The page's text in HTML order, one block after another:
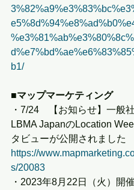
b1/
■マップマーケティング
・7/24　【お知らせ】一般
LBMA JapanのLocation
タビューが公開されました
https://
s/20083
・2023年8月22日（火）開